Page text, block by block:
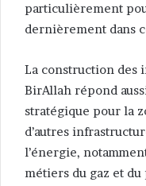
particulièrement
dernièrement dans
La construction des
BirAllah répond
stratégique pour la
d’autres
l’énergie,
métiers du gaz et